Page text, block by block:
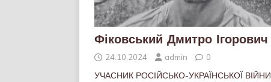
Фіковський Дмитро Ігорович
24.10.2024 admin 0
УЧАСНИК РОСІЙСЬКО-УКРАЇНСЬКОЇ ВІЙНИ